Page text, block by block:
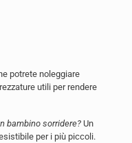
potrete noleggiare
utili per rendere
bambino sorridere?Un
per i più piccoli.